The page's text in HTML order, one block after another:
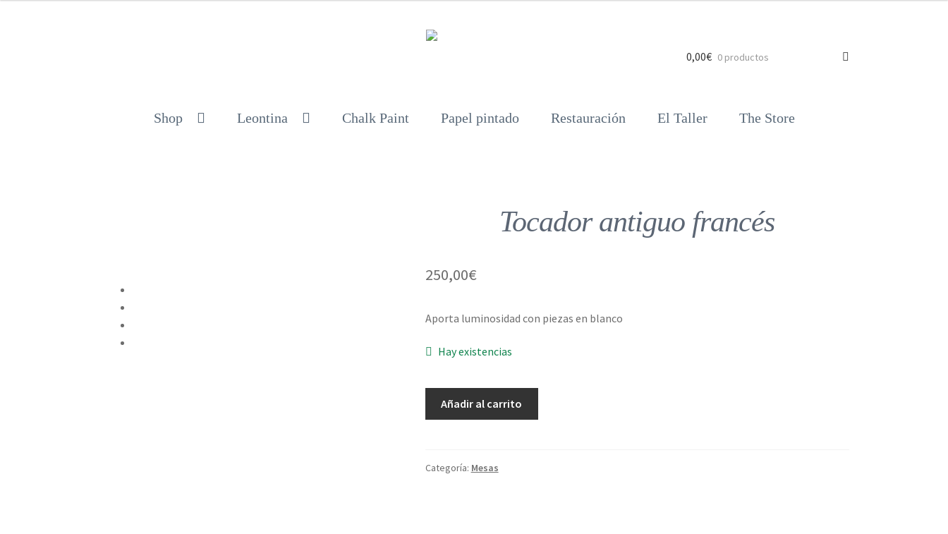
0,00€ 0 productos
Shop Leontina Chalk Paint Papel pintado Restauración El Taller The Store
Tocador antiguo francés
250,00€
Aporta luminosidad con piezas en blanco
Hay existencias
Añadir al carrito
Categoría: Mesas